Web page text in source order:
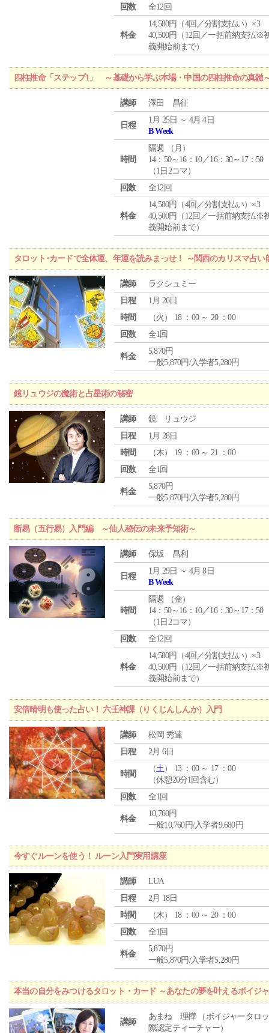
回数 全12回
料金
14,580円（4回／分割支払い）×3
40,500円（12回／一括前納支払※
義開始前まで）
四柱推命「ステップ1」 ～基礎から学ぶ本場・中国の四柱推命の真髄
講師 澤田 昌征
日程
1月 25日 ～ 4月 4日
B Week
時間
隔週 （ 月 ）
14：50～16：10／16：30～17：50
（1日2コマ）
回数
全12回
料金
14,580円（4回／分割支払い）×3
40,500円（12回／一括前納支払※
義開始前まで）
タロット･カードで全体運、年運を読みまっせ！ ～関西のカリスマ占
講師
ラクシュミー
日程
1月 26日
時間
（火 ） 18 ：00 ～ 20 ：00
回数
全1回
料金
5,870円
一般5,870円/入学者5,280円
鏡リュウジの魔術と占星術の秘密
講師
鏡 リュウジ
日程
1月 28日
時間
（木） 19 ：00 ～ 21 ：00
回数
全1回
料金
5,870円
一般5,870円/入学者5,280円
断易（五行易）入門編 ～仙人秘伝の未来予知術～
講師 保坂 昌利
日程
1月 29日 ～ 4月 8日
B Week
時間
隔週 （金）
14：50～16：10／16：30～17：50
（1日2コマ）
回数
全12回
料金
14,580円（4回／分割支払い）×3
40,500円（12回／一括前納支払※
義開始前まで）
安倍晴明も使った占い！ 六壬神課（りくじんしんか）入門
講師
松岡 秀達
日程
2月 6日
時間
（土） 13 ：00 ～ 17 ：00
（休憩20分1回含む）
回数
全1回
料金
10,760円
一般10,760円/入学者9,680円
今すぐルーンを使う！ ルーン入門実用講座
講師
LUA
日程
2月 18日
時間
（木） 18 ：00 ～ 20 ：00
回数
全1回
料金
5,870円
一般5,870円/入学者5,280円
本当の自分をみつけるタロット・カード ～あなたの夢を叶えるボイジ
講師
あまね 理樺 （ボイジャータロ
際認定ティーチャー）